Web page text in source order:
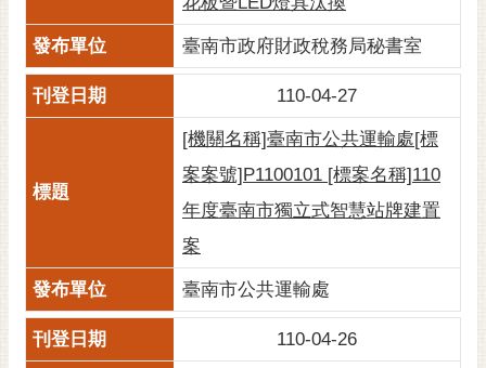
臺南市政府財政稅務局秘書室
110-04-27
[機關名稱]臺南市公共運輸處[標
案案號]P1100101 [標案名稱]110
年度臺南市獨立式智慧站牌建置
案
臺南市公共運輸處
110-04-26